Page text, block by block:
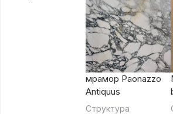
мрамор Paonazzo
Antiquus
Структура